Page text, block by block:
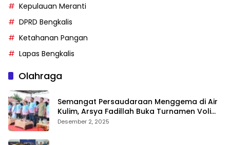
Kepulauan Meranti
DPRD Bengkalis
Ketahanan Pangan
Lapas Bengkalis
Olahraga
Semangat Persaudaraan Menggema di Air
Kulim, Arsya Fadillah Buka Turnamen Voli
Bermasa Cup II
Desember 2, 2025